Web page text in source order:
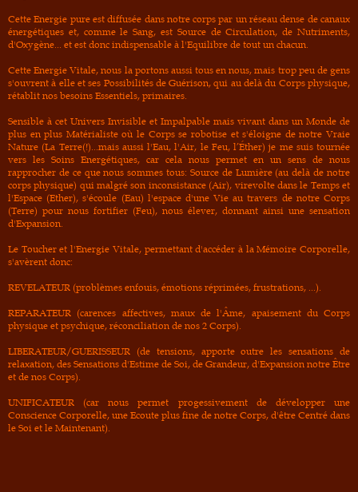
Cette Energie pure est diffusée dans notre corps par un réseau dense de canaux
énergétiques et, comme le Sang, est Source de Circulation, de Nutriments,
d'Oxygène... et est donc indispensable à l'Equilibre de tout un chacun.
Cette Energie Vitale, nous la portons aussi tous en nous, mais trop peu de gens
s'ouvrent à elle et ses Possibilités de Guérison, qui au delà du Corps physique,
rétablit nos besoins Essentiels, primaires.
Sensible à cet Univers Invisible et Impalpable mais vivant dans un Monde de
plus en plus Matérialiste où le Corps se robotise et s'éloigne de notre Vraie
Nature (La Terre(!)...mais aussi l'Eau, l'Air, le Feu, l’Éther) je me suis tournée
vers les Soins Energétiques, car cela nous permet en un sens de nous
rapprocher de ce que nous sommes tous: Source de Lumière (au delà de notre
corps physique) qui malgré son inconsistance (Air), virevolte dans le Temps et
l'Espace (Ether), s'écoule (Eau) l'espace d'une Vie au travers de notre Corps
(Terre) pour nous fortifier (Feu), nous élever, donnant ainsi une sensation
d'Expansion.
Le Toucher et l'Energie Vitale, permettant d'accéder à la Mémoire Corporelle,
s'avèrent donc:
REVELATEUR (problèmes enfouis, émotions réprimées, frustrations, ...).
REPARATEUR (carences affectives, maux de l'Âme, apaisement du Corps
physique et psychique, réconciliation de nos 2 Corps).
LIBERATEUR/GUERISSEUR (de tensions, apporte outre les sensations de
relaxation, des Sensations d'Estime de Soi, de Grandeur, d'Expansion notre Être
et de nos Corps).
UNIFICATEUR (car nous permet progessivement de développer une
Conscience Corporelle, une Ecoute plus fine de notre Corps, d'être Centré dans
le Soi et le Maintenant).